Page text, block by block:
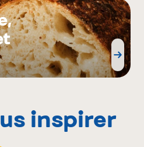
inspirer